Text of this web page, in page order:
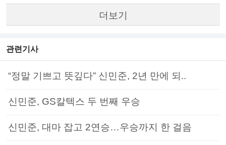
더보기
관련기사
“정말 기쁘고 뜻깊다” 신민준, 2년 만에 되..
신민준, GS칼텍스 두 번째 우승
신민준, 대마 잡고 2연승…우승까지 한 걸음